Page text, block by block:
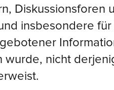
Diskussionsforen
insbesondere
nicht